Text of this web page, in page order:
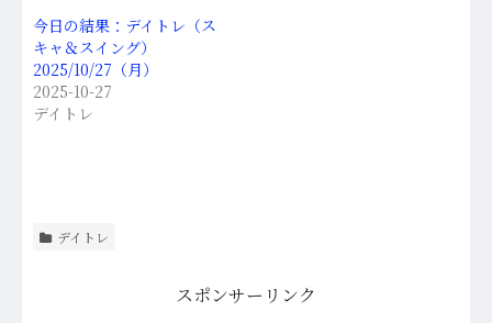
今日の結果：デイトレ（ス
キャ＆スイング）
2025/10/27（月）
2025-10-27
デイトレ
デイトレ
スポンサーリンク